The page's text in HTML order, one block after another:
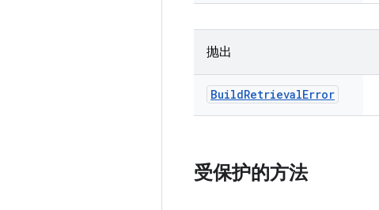
抛出
BuildRetrievalError
受保护的方法